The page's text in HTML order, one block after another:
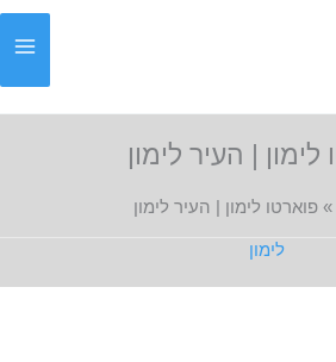
לימון | העיר לימון
»פוארטו לימון | העיר לימון
לימון